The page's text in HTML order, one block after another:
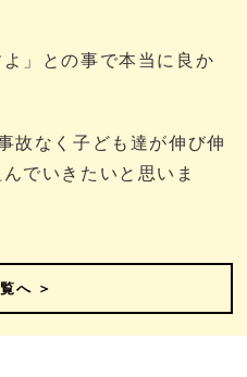
」との事で本当に良か
故なく子ども達が伸び伸
でいきたいと思いま
へ ＞